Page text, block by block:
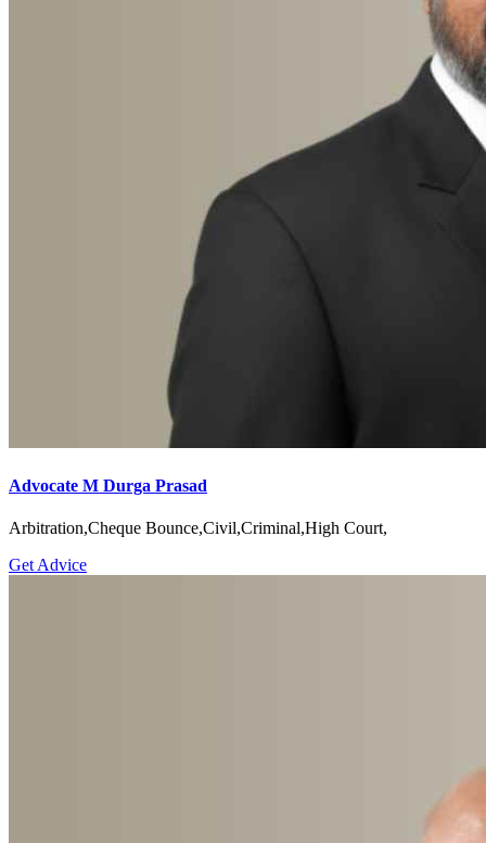
Advocate M Durga Prasad
Arbitration,Cheque Bounce,Civil,Criminal,High Court,
Get Advice